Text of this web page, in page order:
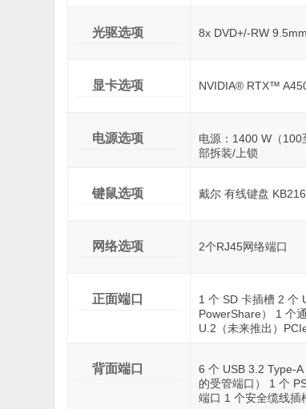
光驱选项 8x DVD+/-RW
显卡选项 NVIDIA® RTX™
电源选项
电源：1400 W（
部拆装/上锁
键鼠选项 戴尔 有线键盘
网络选项 2个RJ45网络端口
正面端口
1 个 SD 卡插槽 2 个
PowerShare） 1 个
U.2（未来推出）
背面端口
6 个 USB 3.2 Type-
的受管端口） 1 个
端口 1 个安全缆线插